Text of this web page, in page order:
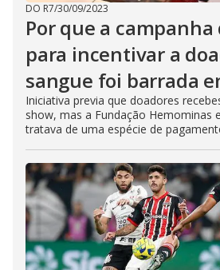
DO R7/30/09/2023
Por que a
para incentivar a
sangue foi barrada
Iniciativa previa que doadores
show, mas a Fundação Hemominas
tratava de uma espécie de